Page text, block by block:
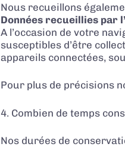
Nous recueillons
Données recueillies par
A l’occasion de votre
susceptibles d’être
appareils connectées,
Pour plus de précisions
4. Combien de temps
Nos durées de